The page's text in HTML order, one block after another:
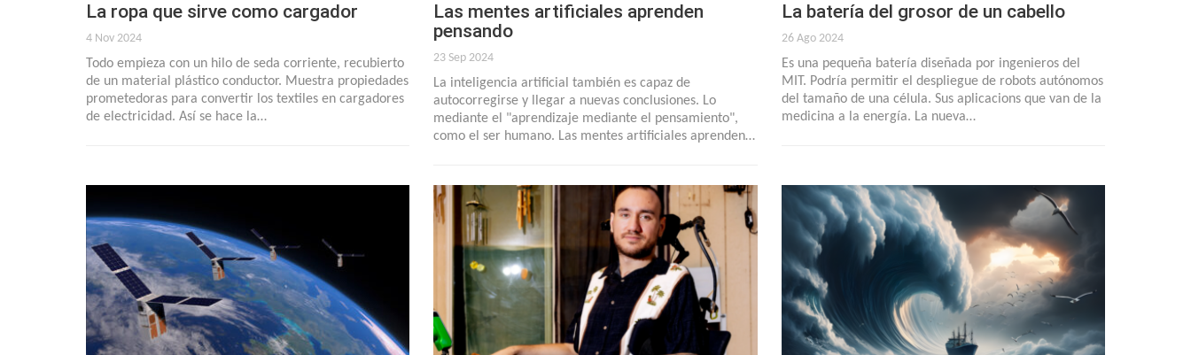
La ropa que sirve como cargador
4 Nov 2024
Todo empieza con un hilo de seda corriente, recubierto
de un material plástico conductor. Muestra propiedades
prometedoras para convertir los textiles en cargadores
de electricidad. Así se hace la…
Las mentes artificiales aprenden
pensando
23 Sep 2024
La inteligencia artificial también es capaz de
autocorregirse y llegar a nuevas conclusiones. Lo
mediante el "aprendizaje mediante el pensamiento",
como el ser humano. Las mentes artificiales aprenden…
La batería del grosor de un cabello
26 Ago 2024
Es una pequeña batería diseñada por ingenieros del
MIT. Podría permitir el despliegue de robots autónomos
del tamaño de una célula. Sus aplicacions que van de la
medicina a la energía. La nueva…